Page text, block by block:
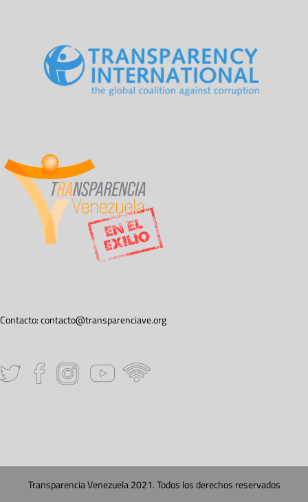
Contacto:contacto@transparenciave.org
Transparencia Venezuela 2021. Todos los derechos reservados